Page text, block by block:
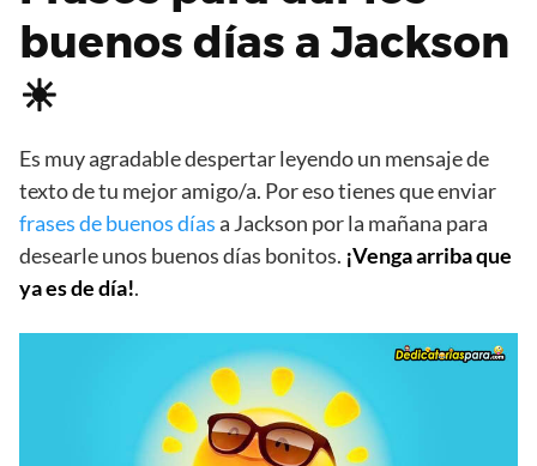
buenos días a Jackson
☀
Es muy agradable despertar leyendo un mensaje de
texto de tu mejor amigo/a. Por eso tienes que enviar
frases de buenos díasa Jackson por la mañana para
desearle unos buenos días bonitos. ¡Venga arriba que
ya es de día!.